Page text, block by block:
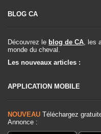
BLOG CA
Découvrez le blog de CA , les
monde du cheval.
Les nouveaux articles :
APPLICATION MOBILE
NOUVEAU Téléchargez
Annonce :